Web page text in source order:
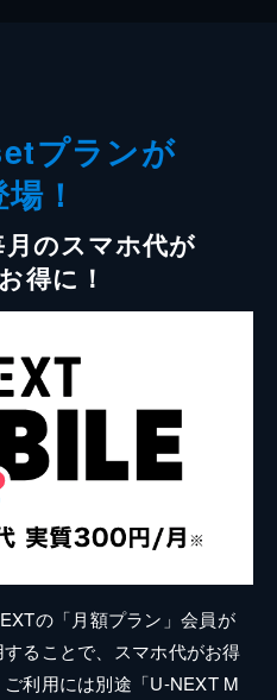
プランが
！
のスマホ代が
得に！
の「月額プラン」会員が
ることで、スマホ代がお得
利用には別途「U-NEXT M